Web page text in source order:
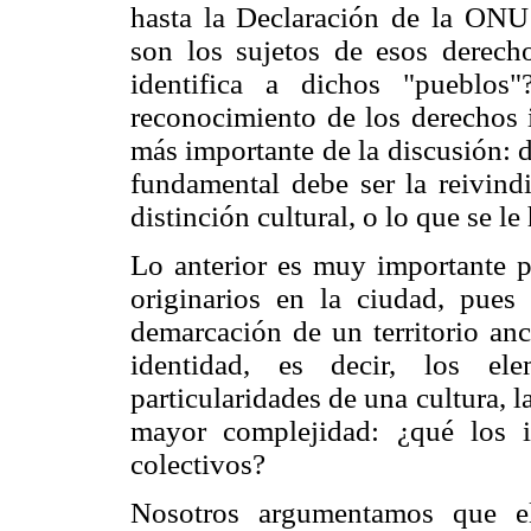
hasta la Declaración de la
son los sujetos de esos
identifica a dichos
reconocimiento de los
más importante de la discusión:
fundamental debe ser la
distinción cultural, o lo que se
Lo anterior es muy importante
originarios en la ciudad,
demarcación de un territorio
identidad, es decir, los
particularidades de una cultura,
mayor complejidad: ¿qué los
colectivos?
Nosotros argumentamos